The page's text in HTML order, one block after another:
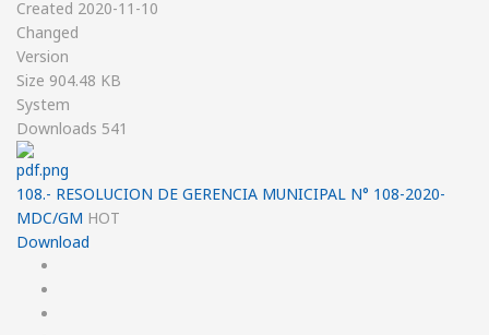
Created 2020-11-10
Changed
Version
Size 904.48 KB
System
Downloads 541
108.- RESOLUCION DE GERENCIA MUNICIPAL N° 108-2020-
MDC/GM HOT
Download